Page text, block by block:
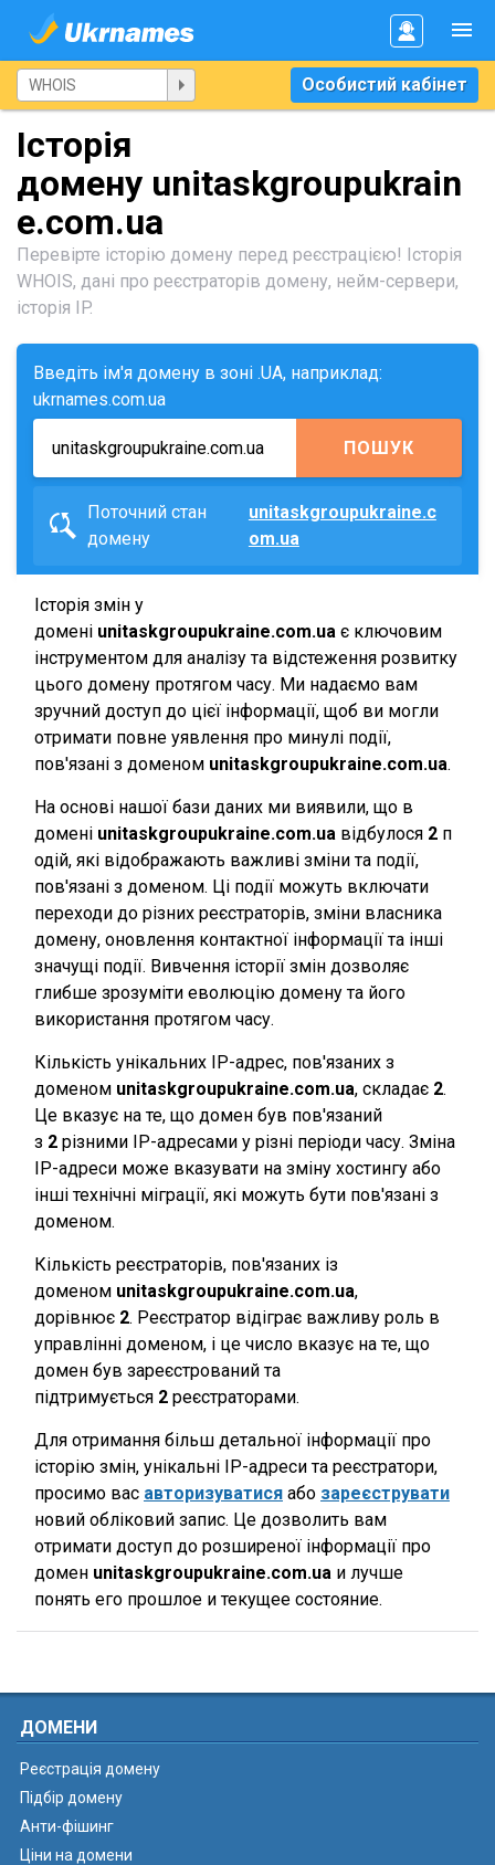
Особистий кабінет
Історія
домену unitaskgroupukrain
e.com.ua
Перевірте історію домену перед реєстрацією! Історія
WHOIS, дані про реєстраторів домену, нейм-сервери,
історія IP.
Введіть ім'я домену в зоні .UA, наприклад:
ukrnames.com.ua
ПОШУК
Поточний стан
домену
unitaskgroupukraine.c
om.ua
Історія змін у
домені unitaskgroupukraine.com.ua є ключовим
інструментом для аналізу та відстеження розвитку
цього домену протягом часу. Ми надаємо вам
зручний доступ до цієї інформації, щоб ви могли
отримати повне уявлення про минулі події,
пов'язані з доменом unitaskgroupukraine.com.ua.
На основі нашої бази даних ми виявили, що в
домені unitaskgroupukraine.com.ua відбулося 2 п
одій, які відображають важливі зміни та події,
пов'язані з доменом. Ці події можуть включати
переходи до різних реєстраторів, зміни власника
домену, оновлення контактної інформації та інші
значущі події. Вивчення історії змін дозволяє
глибше зрозуміти еволюцію домену та його
використання протягом часу.
Кількість унікальних IP-адрес, пов'язаних з
доменом unitaskgroupukraine.com.ua, складає 2.
Це вказує на те, що домен був пов'язаний
з 2 різними IP-адресами у різні періоди часу. Зміна
IP-адреси може вказувати на зміну хостингу або
інші технічні міграції, які можуть бути пов'язані з
доменом.
Кількість реєстраторів, пов'язаних із
доменом unitaskgroupukraine.com.ua,
дорівнює 2. Реєстратор відіграє важливу роль в
управлінні доменом, і це число вказує на те, що
домен був зареєстрований та
підтримується 2 реєстраторами.
Для отримання більш детальної інформації про
історію змін, унікальні IP-адреси та реєстратори,
просимо вас авторизуватися або зареєструвати
новий обліковий запис. Це дозволить вам
отримати доступ до розширеної інформації про
домен unitaskgroupukraine.com.ua и лучше
понять его прошлое и текущее состояние.
ДОМЕНИ
Реєстрація домену
Підбір домену
Анти-фішинг
Ціни на домени